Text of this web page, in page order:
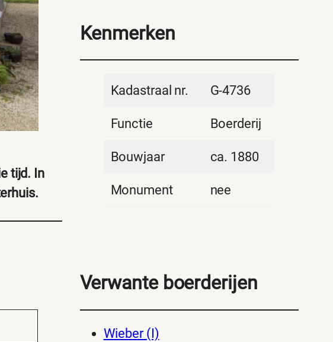
tijd. In
Kenmerken
Kadastraal nr. G-4736
Functie Boerderij
Bouwjaar ca. 1880
Monument nee
Verwante boerderijen
Wieber (I)